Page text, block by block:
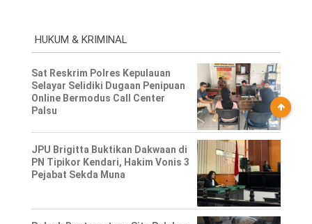
HUKUM & KRIMINAL
Sat Reskrim Polres Kepulauan
Selayar Selidiki Dugaan Penipuan
Online Bermodus Call Center
Palsu
JPU Brigitta Buktikan Dakwaan di
PN Tipikor Kendari, Hakim Vonis 3
Pejabat Sekda Muna